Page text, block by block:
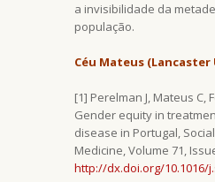
a invisibilidade da
população.
Céu Mateus
[1] Perelman J, Mateus C,
Gender equity in
disease in Portugal,
Medicine, Volume 71,
http://dx.doi.org/10.1016/